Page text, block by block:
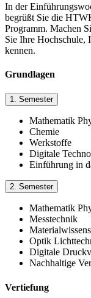
In der
begrüßt Sie die
Programm. Machen
Sie Ihre Hochschule,
kennen.
Grundlagen
1. Semester
Mathematik
Chemie
Werkstoffe
Digitale
Einführung in
2. Semester
Mathematik
Messtechnik
Optik
Digitale
Nachhaltige
Vertiefung